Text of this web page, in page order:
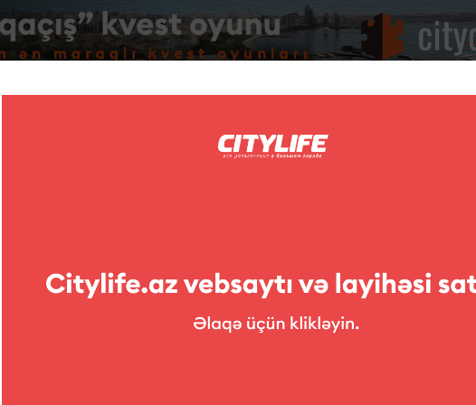
Barlar və Pablar Bar "La Grotta"